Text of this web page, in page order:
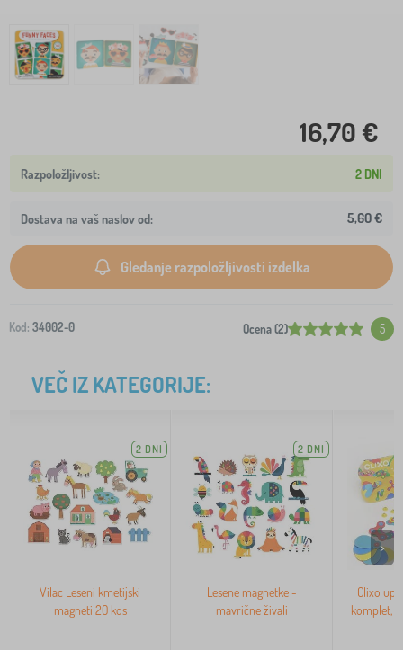
16,70 €
2 DNI
Dostava na vaš naslov od: 5,60 €
Gledanje razpoložljivosti izdelka
Kod: 34002-0 Ocena (2) 5
VEČ IZ KATEGORIJE:
2 DNI
Vilac Leseni kmetijski
magneti 20 kos
2 DNI
Lesene magnetke -
mavrične živali
Clixo
komplet,
>